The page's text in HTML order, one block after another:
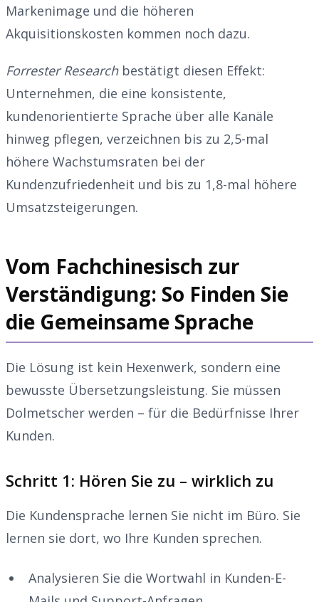
Markenimage und die höheren
Akquisitionskosten kommen noch dazu.
Forrester Researchbestätigt diesen Effekt:
Unternehmen, die eine konsistente,
kundenorientierte Sprache über alle Kanäle
hinweg pflegen, verzeichnen bis zu 2,5-mal
höhere Wachstumsraten bei der
Kundenzufriedenheit und bis zu 1,8-mal höhere
Umsatzsteigerungen.
Vom Fachchinesisch zur
Verständigung: So Finden Sie
die Gemeinsame Sprache
Die Lösung ist kein Hexenwerk, sondern eine
bewusste Übersetzungsleistung. Sie müssen
Dolmetscher werden – für die Bedürfnisse Ihrer
Kunden.
Schritt 1: Hören Sie zu – wirklich zu
Die Kundensprache lernen Sie nicht im Büro. Sie
lernen sie dort, wo Ihre Kunden sprechen.
Analysieren Sie die Wortwahl in Kunden-E-